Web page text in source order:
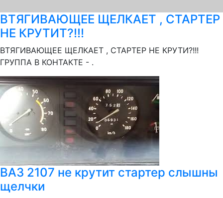
ВТЯГИВАЮЩЕЕ ЩЕЛКАЕТ , СТАРТЕР
НЕ КРУТИТ?!!!
ВТЯГИВАЮЩЕЕ ЩЕЛКАЕТ , СТАРТЕР НЕ КРУТИ?!!!
ГРУППА В КОНТАКТЕ - .
ВАЗ 2107 не крутит стартер слышны
щелчки